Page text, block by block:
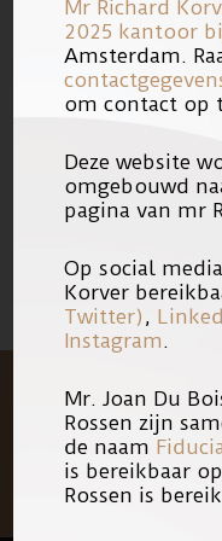
Lees het
Henriquez
website van de
08/05/2018
Mr Richard
2025 kantoor
Amsterdam.
om contact op
Deze website
omgebouwd
pagina van mr
Op social
Korver
Twitter) ,
Instagram .
Mr. Joan Du
Rossen zijn
de naam
is bereikbaar
Rossen is